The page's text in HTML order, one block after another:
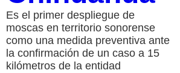
Es el primer despliegue de
moscas en territorio sonorense
como una medida preventiva ante
la confirmación de un caso a 15
kilómetros de la entidad